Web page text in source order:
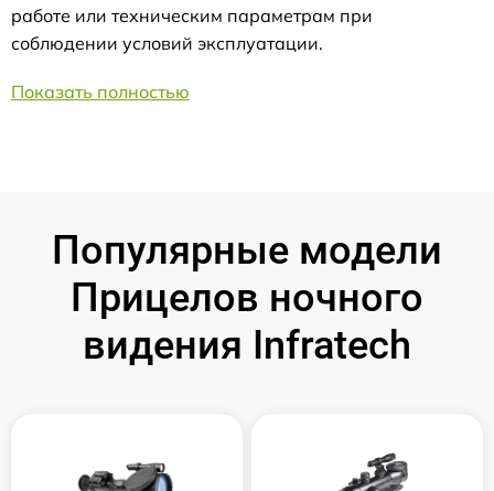
работе или техническим параметрам при
соблюдении условий эксплуатации.
Показать полностью
Популярные модели
Прицелов ночного
видения Infratech